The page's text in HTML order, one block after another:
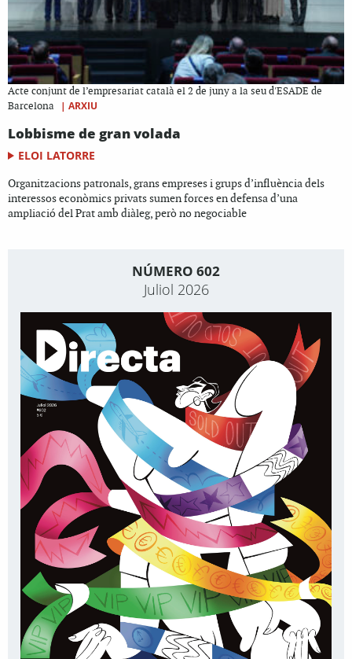
Acte conjunt de l’empresariat català el 2 de juny a la seu d'ESADE de
Barcelona
| ARXIU
Lobbisme de gran volada
ELOI LATORRE
Organitzacions patronals, grans empreses i grups d’influència dels
interessos econòmics privats sumen forces en defensa d’una
ampliació del Prat amb diàleg, però no negociable
NÚMERO 602
Juliol 2026